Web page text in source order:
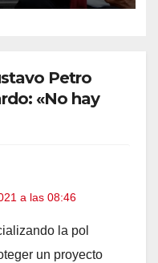
Petro
«No hay
a las 08:46
la pol
un proyecto